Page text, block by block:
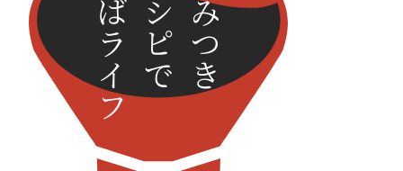
やみつき
レシピで
そばライフ